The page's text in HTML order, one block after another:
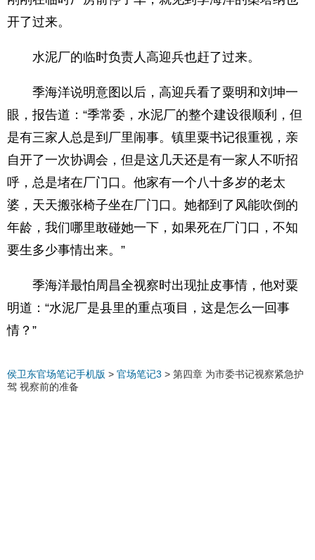
开了过来。
水泥厂的临时负责人高迎兵也赶了过来。
季海洋说明意图以后，高迎兵看了粟明和刘坤一
眼，报告道：“季常委，水泥厂的整个建设很顺利，但
是有三家人总是到厂里闹事。镇里粟书记很重视，亲
自开了一次协调会，但是这几天还是有一家人不听招
呼，总是堵在厂门口。他家有一个八十多岁的老太
婆，天天搬张椅子坐在厂门口。她都到了风能吹倒的
年龄，我们哪里敢碰她一下，如果死在厂门口，不知
要生多少事情出来。”
季海洋最怕周昌全视察时出现扯皮事情，他对粟
明道：“水泥厂是县里的重点项目，这是怎么一回事
情？”
侯卫东官场笔记手机版 > 官场笔记3 > 第四章 为市委书记视察紧急护
驾 视察前的准备